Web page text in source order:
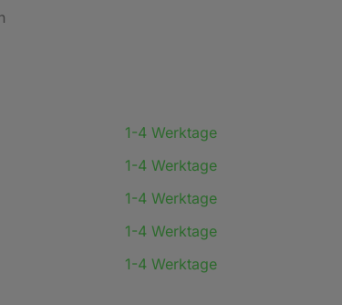
1-4 Werktage
1-4 Werktage
1-4 Werktage
1-4 Werktage
1-4 Werktage